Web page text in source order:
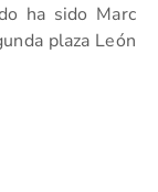
ha sido Marc
plaza León